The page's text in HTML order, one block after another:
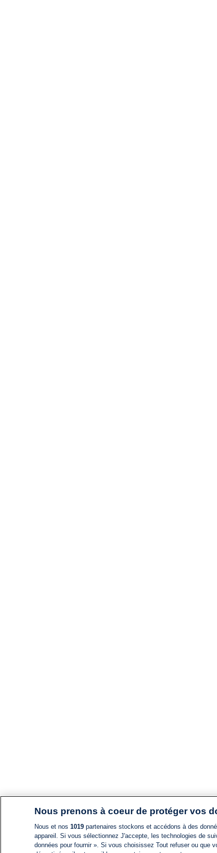
Nous prenons à coeur de protéger vos
Nous et nos 1019partenaires stockons et accédons à des
appareil. Si vous sélectionnez J'accepte, les technologies de
données pour fournir ». Si vous choisissez Tout refuser ou